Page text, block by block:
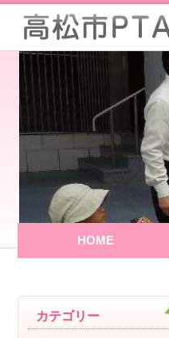
HOME
カテゴリー